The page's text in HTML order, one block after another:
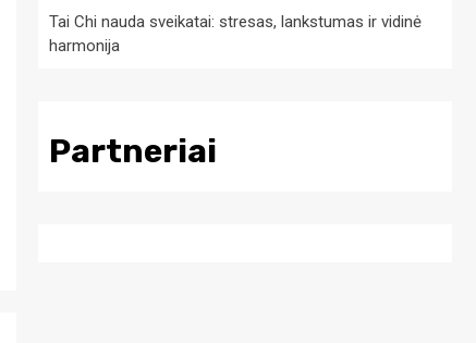
Tai Chi nauda sveikatai: stresas, lankstumas ir vidinė
harmonija
Partneriai